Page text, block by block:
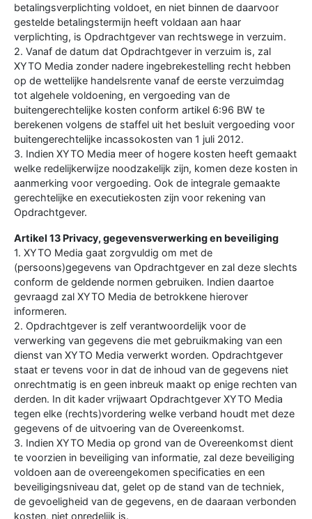
betalingsverplichting voldoet, en niet binnen de daarvoor
gestelde betalingstermijn heeft voldaan aan haar
verplichting, is Opdrachtgever van rechtswege in verzuim.
2. Vanaf de datum dat Opdrachtgever in verzuim is, zal
XYTO Media zonder nadere ingebrekestelling recht hebben
op de wettelijke handelsrente vanaf de eerste verzuimdag
tot algehele voldoening, en vergoeding van de
buitengerechtelijke kosten conform artikel 6:96 BW te
berekenen volgens de staffel uit het besluit vergoeding voor
buitengerechtelijke incassokosten van 1 juli 2012.
3. Indien XYTO Media meer of hogere kosten heeft gemaakt
welke redelijkerwijze noodzakelijk zijn, komen deze kosten in
aanmerking voor vergoeding. Ook de integrale gemaakte
gerechtelijke en executiekosten zijn voor rekening van
Opdrachtgever.
Artikel 13 Privacy, gegevensverwerking en beveiliging
1. XYTO Media gaat zorgvuldig om met de
(persoons)gegevens van Opdrachtgever en zal deze slechts
conform de geldende normen gebruiken. Indien daartoe
gevraagd zal XYTO Media de betrokkene hierover
informeren.
2. Opdrachtgever is zelf verantwoordelijk voor de
verwerking van gegevens die met gebruikmaking van een
dienst van XYTO Media verwerkt worden. Opdrachtgever
staat er tevens voor in dat de inhoud van de gegevens niet
onrechtmatig is en geen inbreuk maakt op enige rechten van
derden. In dit kader vrijwaart Opdrachtgever XYTO Media
tegen elke (rechts)vordering welke verband houdt met deze
gegevens of de uitvoering van de Overeenkomst.
3. Indien XYTO Media op grond van de Overeenkomst dient
te voorzien in beveiliging van informatie, zal deze beveiliging
voldoen aan de overeengekomen specificaties en een
beveiligingsniveau dat, gelet op de stand van de techniek,
de gevoeligheid van de gegevens, en de daaraan verbonden
kosten, niet onredelijk is.